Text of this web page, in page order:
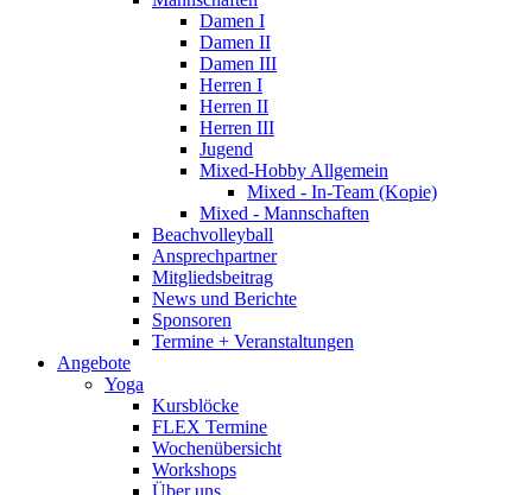
Damen I
Damen II
Damen III
Herren I
Herren II
Herren III
Jugend
Mixed-Hobby Allgemein
Mixed - In-Team (Kopie)
Mixed - Mannschaften
Beachvolleyball
Ansprechpartner
Mitgliedsbeitrag
News und Berichte
Sponsoren
Termine + Veranstaltungen
Angebote
Yoga
Kursblöcke
FLEX Termine
Wochenübersicht
Workshops
Über uns